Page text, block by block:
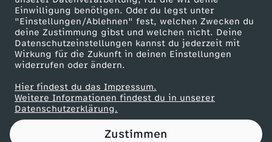
Einwilligung benötigen. Oder du legst unter
"Einstellungen/Ablehnen" fest, welchen Zwecken du
deine Zustimmung gibst und welchen nicht. Deine
Datenschutzeinstellungen kannst du jederzeit mit
Wirkung für die Zukunft in deinen Einstellungen
widerrufen oder ändern.
Hier findest du das Impressum.
Weitere Informationen findest du in unserer
Datenschutzerklärung.
Zustimmen
z
u
I
n
Mainzelmännchen
Partner